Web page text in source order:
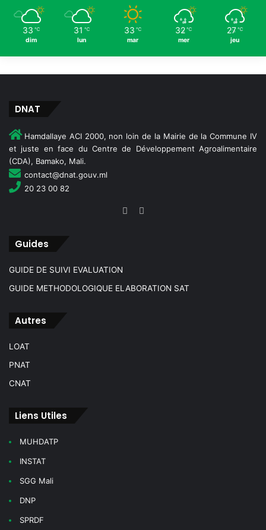
33 ℃
dim
31 ℃
lun
33 ℃
mar
32 ℃
mer
27 ℃
jeu
DNAT
Hamdallaye ACI 2000, non loin de la Mairie de la Commune IV
et juste en face du Centre de Développement Agroalimentaire
(CDA), Bamako, Mali.
contact@dnat.gouv.ml
20 23 00 82
Guides
GUIDE DE SUIVI EVALUATION
GUIDE METHODOLOGIQUE ELABORATION SAT
Autres
LOAT
PNAT
CNAT
Liens Utiles
MUHDATP
INSTAT
SGG Mali
DNP
SPRDF